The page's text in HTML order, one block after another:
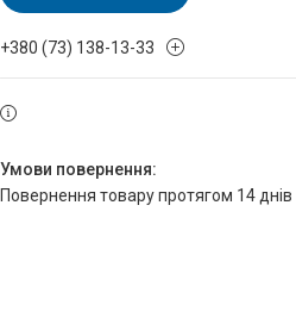
+380 (73) 138-13-33
повернення товару протягом 14 днів